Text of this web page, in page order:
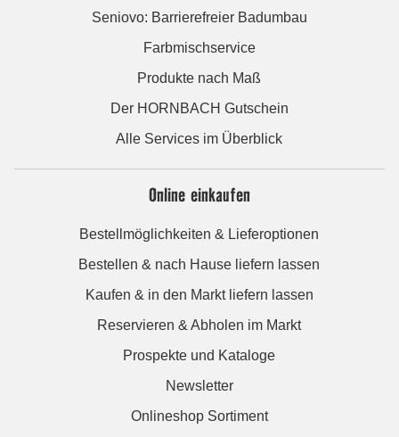
Seniovo: Barrierefreier Badumbau
Farbmischservice
Produkte nach Maß
Der HORNBACH Gutschein
Alle Services im Überblick
Online einkaufen
Bestellmöglichkeiten & Lieferoptionen
Bestellen & nach Hause liefern lassen
Kaufen & in den Markt liefern lassen
Reservieren & Abholen im Markt
Prospekte und Kataloge
Newsletter
Onlineshop Sortiment